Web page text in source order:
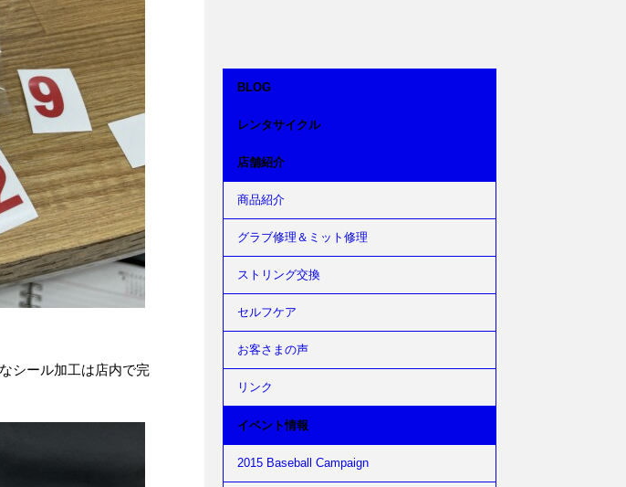
シール加工は店内で完
BLOG
レンタサイクル
店舗紹介
商品紹介
グラブ修理＆ミット修理
ストリング交換
セルフケア
お客さまの声
リンク
イベント情報
2015 Baseball Campaign